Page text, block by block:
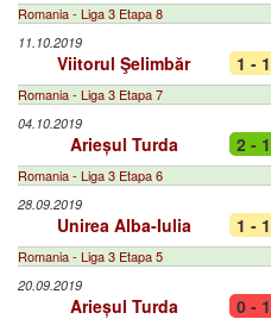
Romania - Liga 3 Etapa 8
11.10.2019
Viitorul Şelimbăr 1 - 1
Romania - Liga 3 Etapa 7
04.10.2019
Arieșul Turda 2 - 1
Romania - Liga 3 Etapa 6
28.09.2019
Unirea Alba-Iulia 1 - 1
Romania - Liga 3 Etapa 5
20.09.2019
Arieșul Turda 0 - 1